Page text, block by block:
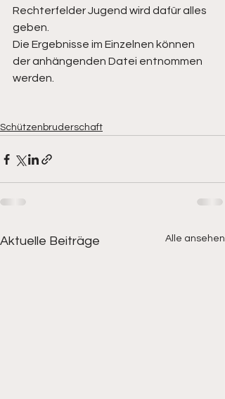
Rechterfelder Jugend wird dafür alles
geben.
Die Ergebnisse im Einzelnen können
der anhängenden Datei entnommen
werden.
Schützenbruderschaft
Aktuelle Beiträge Alle ansehen